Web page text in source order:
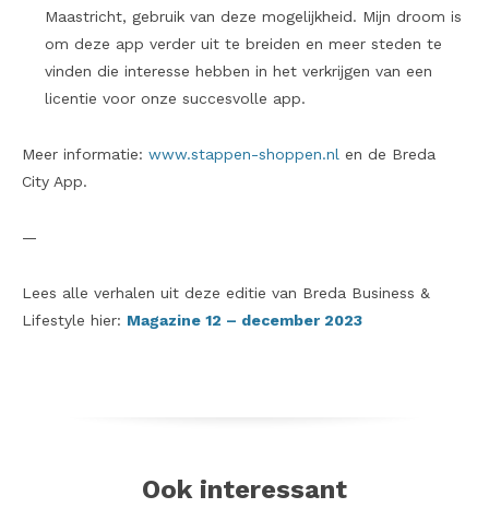
Maastricht, gebruik van deze mogelijkheid. Mijn droom is
om deze app verder uit te breiden en meer steden te
vinden die interesse hebben in het verkrijgen van een
licentie voor onze succesvolle app.
Meer informatie: www.stappen-shoppen.nl en de Breda
City App.
—
Lees alle verhalen uit deze editie van Breda Business &
Lifestyle hier: Magazine 12 – december 2023
Ook interessant